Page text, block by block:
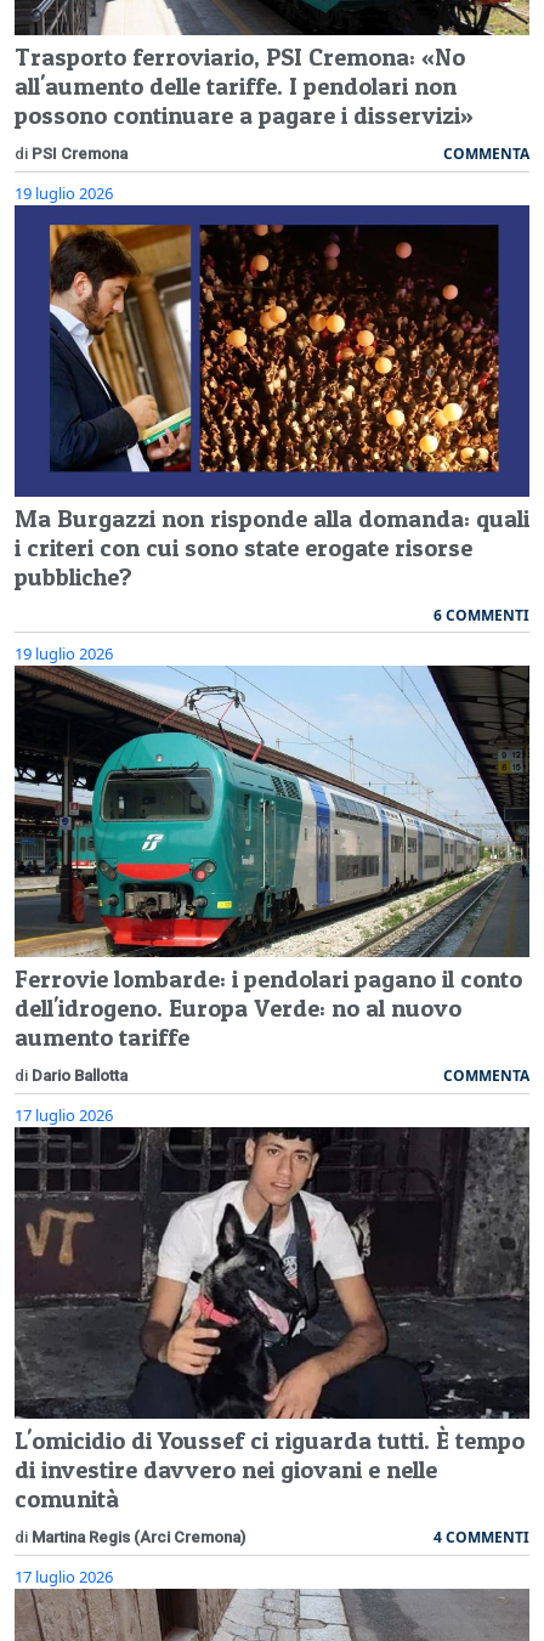
Trasporto ferroviario, PSI Cremona: «No
all'aumento delle tariffe. I pendolari non
possono continuare a pagare i disservizi»
di PSI Cremona COMMENTA
19 luglio 2026
Ma Burgazzi non risponde alla domanda: quali
i criteri con cui sono state erogate risorse
pubbliche?
6 COMMENTI
19 luglio 2026
Ferrovie lombarde: i pendolari pagano il conto
dell'idrogeno. Europa Verde: no al nuovo
aumento tariffe
di Dario Ballotta COMMENTA
17 luglio 2026
L'omicidio di Youssef ci riguarda tutti. È tempo
di investire davvero nei giovani e nelle
comunità
di Martina Regis (Arci Cremona) 4 COMMENTI
17 luglio 2026